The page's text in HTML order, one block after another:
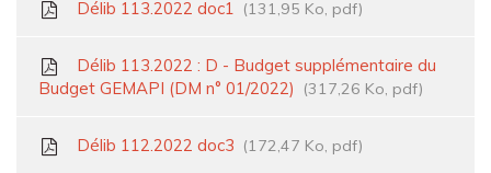
Délib 113.2022 doc1 131,95 Ko, pdf
Délib 113.2022 : D - Budget supplémentaire du
Budget GEMAPI (DM n° 01/2022)
317,26 Ko, pdf
Délib 112.2022 doc3 172,47 Ko, pdf